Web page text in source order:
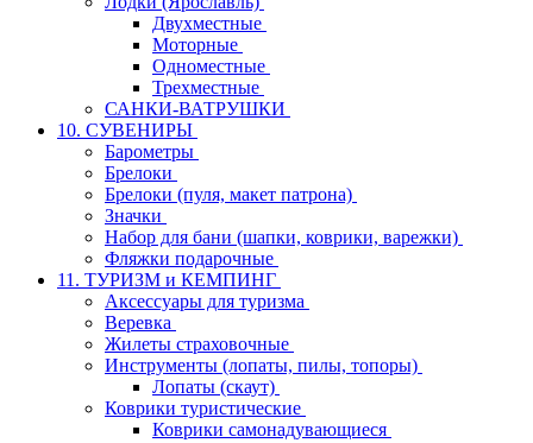
Двухместные
Моторные
Одноместные
Трехместные
САНКИ-ВАТРУШКИ
10. СУВЕНИРЫ
Барометры
Брелоки
Брелоки (пуля, макет патрона)
Значки
Набор для бани (шапки, коврики, варежки)
Фляжки подарочные
11. ТУРИЗМ и КЕМПИНГ
Аксессуары для туризма
Веревка
Жилеты страховочные
Инструменты (лопаты, пилы, топоры)
Лопаты (скаут)
Коврики туристические
Коврики самонадувающиеся